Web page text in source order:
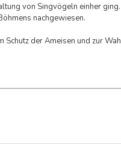
von Singvögeln einher ging.
nachgewiesen.
der Ameisen und zur